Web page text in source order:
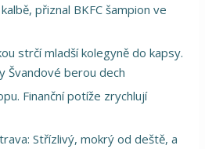
přiznal BKFC šampion ve
strčí mladší kolegyně do kapsy.
Švandové berou dech
Finanční potíže zrychlují
Střízlivý, mokrý od deště, a